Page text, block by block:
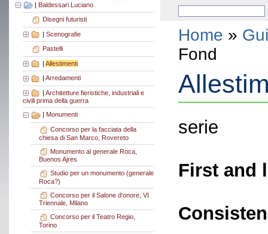
| Baldessari Luciano
Disegni futuristi
| Scenografie
Pastelli
| Allestimenti
Arredamenti
| Architetture fieristiche, industriali e
civili prima della guerra
Monumenti
Concorso per la facciata della
chiesa di San Marco, Rovereto
Monumento al generale Roca,
Buenos Ajres
Studio per un monumento (generale
Roca?)
Concorso per il Salone d'onore, VI
Triennale, Milano
Concorso per il Teatro Regio,
Torino
Home »
Fond
serie
First and